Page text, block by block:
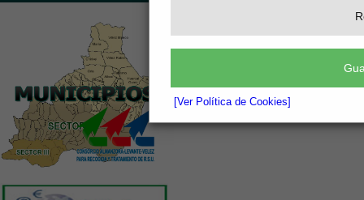
[Ver Política de Cookies]